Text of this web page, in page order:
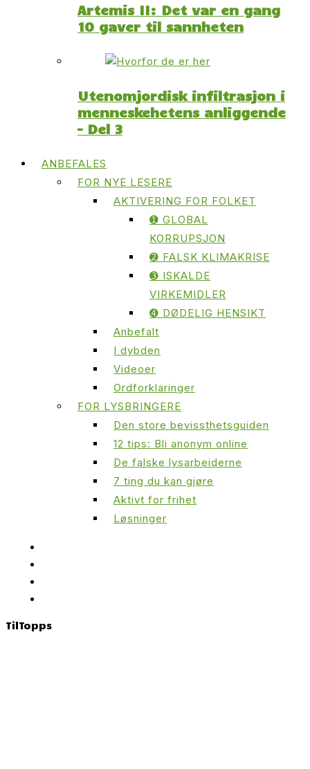
Artemis II: Det var en gang
10 gaver til sannheten
Utenomjordisk infiltrasjon i
menneskehetens anliggende
– Del 3
ANBEFALES
FOR NYE LESERE
AKTIVERING FOR FOLKET
➊ GLOBAL
KORRUPSJON
➋ FALSK KLIMAKRISE
➌ ISKALDE
VIRKEMIDLER
➍ DØDELIG HENSIKT
Anbefalt
I dybden
Videoer
Ordforklaringer
FOR LYSBRINGERE
Den store bevissthetsguiden
12 tips: Bli anonym online
De falske lysarbeiderne
7 ting du kan gjøre
Aktivt for frihet
Løsninger
TilTopps